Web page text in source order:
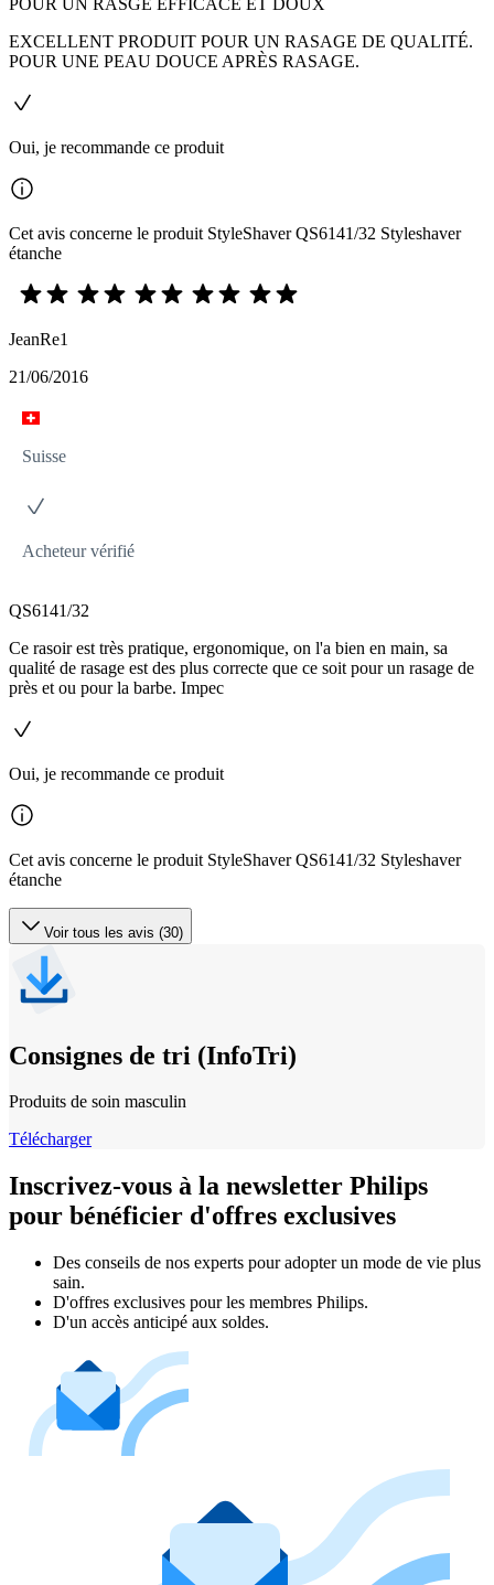
EXCELLENT PRODUIT POUR UN RASAGE DE QUALITÉ.
POUR UNE PEAU DOUCE APRÈS RASAGE.
Oui, je recommande ce produit
Cet avis concerne le produit StyleShaver QS6141/32 Styleshaver
étanche
JeanRe1
21/06/2016
Suisse
Acheteur vérifié
QS6141/32
Ce rasoir est très pratique, ergonomique, on l'a bien en main, sa
qualité de rasage est des plus correcte que ce soit pour un rasage de
près et ou pour la barbe. Impec
Oui, je recommande ce produit
Cet avis concerne le produit StyleShaver QS6141/32 Styleshaver
étanche
Voir tous les avis (30)
Consignes de tri (InfoTri)
Produits de soin masculin
Télécharger
Inscrivez-vous à la newsletter Philips
pour bénéficier d'offres exclusives
Des conseils de nos experts pour adopter un mode de vie plus
sain.
D'offres exclusives pour les membres Philips.
D'un accès anticipé aux soldes.